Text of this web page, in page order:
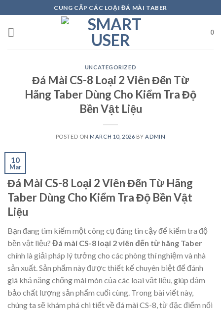
to
content
CUNG CẤP CÁC LOẠI ĐÁ MÀI TABER
0
UNCATEGORIZED
Đá Mài CS-8 Loại 2 Viên Đến Từ
Hãng Taber Dùng Cho Kiểm Tra Độ
Bền Vật Liệu
POSTED ON MARCH 10, 2026 BY ADMIN
10
Mar
Đá Mài CS-8 Loại 2 Viên Đến Từ Hãng
Taber Dùng Cho Kiểm Tra Độ Bền Vật
Liệu
Bạn đang tìm kiếm một công cụ đáng tin cậy để kiểm tra độ
bền vật liệu? Đá mài CS-8 loại 2 viên đến từ hãng Taber
chính là giải pháp lý tưởng cho các phòng thí nghiệm và nhà
sản xuất. Sản phẩm này được thiết kế chuyên biệt để đánh
giá khả năng chống mài mòn của các loại vật liệu, giúp đảm
bảo chất lượng sản phẩm cuối cùng. Trong bài viết này,
chúng ta sẽ khám phá chi tiết về đá mài CS-8, từ đặc điểm nổi